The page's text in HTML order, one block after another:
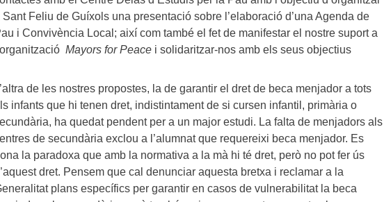
Sant Feliu de Guíxols una presentació sobre l’elaboració d’una Agenda de
i Convivència Local; així com també el fet de manifestar el nostre suport a
Mayors for Peace i solidaritzar-nos amb els seus objectius
de les nostres propostes, la de garantir el dret de beca menjador a tots
infants que hi tenen dret, indistintament de si cursen infantil, primària o
ha quedat pendent per a un major estudi. La falta de menjadors als
de secundària exclou a l’alumnat que requereixi beca menjador. Es
la paradoxa que amb la normativa a la mà hi té dret, però no pot fer ús
dret. Pensem que cal denunciar aquesta bretxa i reclamar a la
plans específics per garantir en casos de vulnerabilitat la beca